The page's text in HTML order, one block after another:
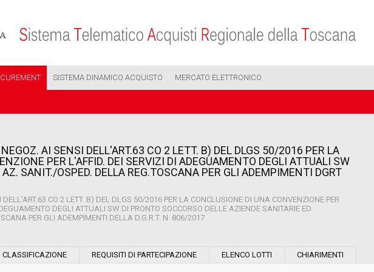
SISTEMA DINAMICO ACQUISTO MERCATO ELETTRONICO
NEGOZ. AI SENSI DELL'ART.63 CO 2 LETT. B) DEL DLGS 50/2016 PER LA
PER L'AFFID. DEI SERVIZI DI ADEGUAMENTO DEGLI ATTUALI SW
AZ. SANIT./OSPED. DELLA REG.TOSCANA PER GLI ADEMPIMENTI DGRT
CO 2 LETT. B) DEL DLGS 50/2016 PER LA CONCLUSIONE DI UNA CONVENZIONE PER
DEGLI ATTUALI SW DI PRONTO SOCCORSO DELLE AZIENDE SANITARIE ED
PER GLI ADEMPIMENTI DELLA D.G.R.T. N. 806/2017
CLASSIFICAZIONE REQUISITI DI PARTECIPAZIONE ELENCO LOTTI CHIARIMENTI